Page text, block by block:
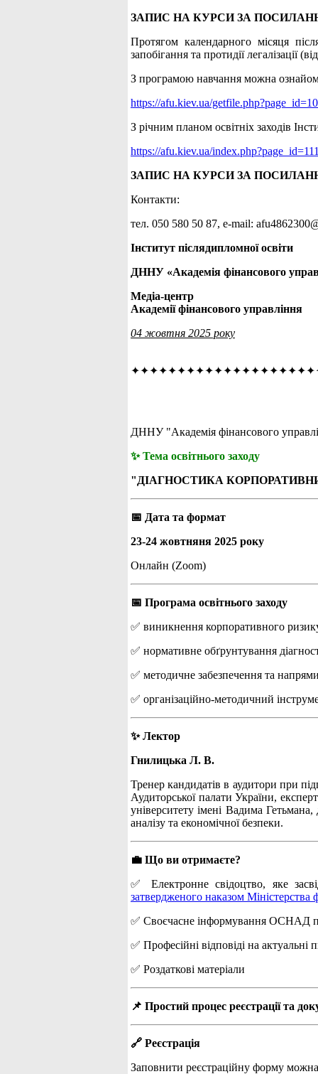
ЗАПИС НА КУРСИ ЗА
Протягом календарного місяця
запобігання та протидії
З програмою навчання можна
https://afu.kiev.ua/
З річним планом освітніх заходів
https://afu.kiev.ua/
ЗАПИС НА КУРСИ ЗА
Контакти:
тел. 050 580 50 87, е-mail:
Інститут післядипломної освіти
ДННУ «Академія фінансового
Медіа-центр
Академії фінансового управління
04 жовтня 2025 року
ДННУ "Академія фінансового
✨ Тема освітнього заходу
"ДІАГНОСТИКА
📅 Дата та формат
23-24 жовтняня 2025 року
Онлайн (Zoom)
📅 Програма освітнього заходу
✅ виникнення корпоративного
✅ нормативне обґрунтування
✅ методичне забезпечення та
✅ організаційно-методичний
✨ Лектор
Гнилицька Л. В.
Тренер кандидатів в аудитори при
Аудиторської палати України,
університету імені Вадима Гетьмана,
аналізу та економічної безпеки.
💼 Що ви отримаєте?
✅ Електронне свідоцтво, яке
затвердженого наказом
✅ Своєчасне інформування ОСНАД
✅ Професійні відповіді на актуальні
✅ Роздаткові матеріали
📌 Простий процес реєстрації та
🔗 Реєстрація
Заповнити реєстраційну форму